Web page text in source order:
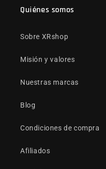
Quiénes somos
Sobre XRshop
Misión y valores
Nuestras marcas
Blog
Condiciones de compra
Afiliados